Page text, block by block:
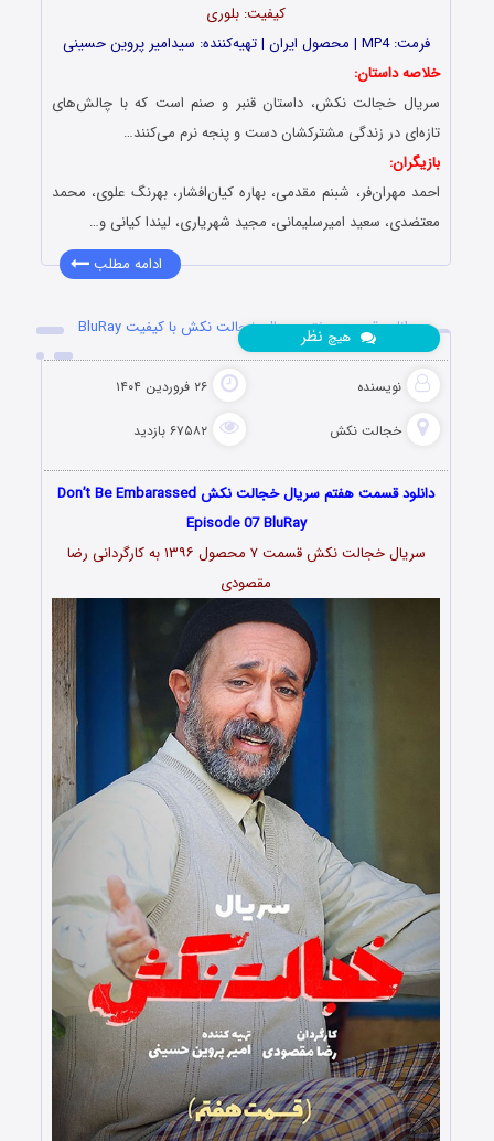
کیفیت: بلوری
فرمت: MP4 | محصول ایران | تهیه‌کننده: سیدامیر پروین حسینی
خلاصه داستان:
سریال خجالت نکش، داستان قنبر و صنم است که با چالش‌های
تازه‌ای در زندگی مشترکشان دست و پنجه نرم می‌کنند…
بازیگران:
احمد مهران‌فر، شبنم مقدمی، بهاره کیان‌افشار، بهرنگ علوی، محمد
معتضدی، سعید امیرسلیمانی، مجید شهریاری، لیندا کیانی و…
ادامه مطلب
دانلود قسمت هفتم سریال خجالت نکش با کیفیت BluRay
نویسنده ۲۶ فروردین ۱۴۰۴
خجالت نکش ۶۷۵۸۲ بازدید
هیچ نظر
دانلود قسمت هفتم سریال خجالت نکش Don’t Be Embarassed
Episode 07 BluRay
سریال خجالت نکش قسمت ۷ محصول ۱۳۹۶ به کارگردانی رضا
مقصودی